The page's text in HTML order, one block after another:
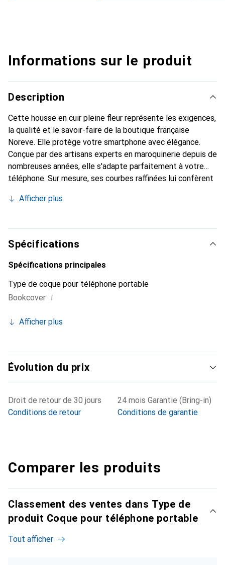
Informations sur le produit
Description
Cette housse en cuir pleine fleur représente les exigences,
la qualité et le savoir-faire de la boutique française
Noreve. Elle protège votre smartphone avec élégance.
Conçue par des artisans experts en maroquinerie depuis de
nombreuses années, elle s'adapte parfaitement à votre
téléphone. Sur mesure, ses courbes raffinées lui confèrent
et indispensable de votre smartphone. La marque Noreve
haute qualité et constitue un choix sûr pour une clientèle
exigeante.
Afficher plus
Spécifications
Spécifications principales
Type de coque pour téléphone portable
Bookcover i
Afficher plus
Évolution du prix
Droit de retour de 30 jours
Conditions de retour
24 mois Garantie (Bring-in)
Conditions de garantie
Comparer les produits
Classement des ventes dans Type de
produit Coque pour téléphone portable
Tout afficher